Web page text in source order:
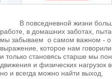
В повседневной жизни
работе, в домашних заботах,
мы забываем о самом важном - о
выражение, которое нам
и только становясь старше мы
движения и физических нагрузок
но и всегда можно найти выход.